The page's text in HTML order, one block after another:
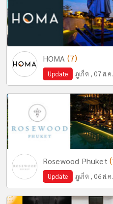
HOMA (7)
Update ภูเก็ต , 07 ส.ค
Rosewood Phuket
Update ภูเก็ต , 06 ส.ค